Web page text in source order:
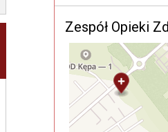
Zespół Opieki